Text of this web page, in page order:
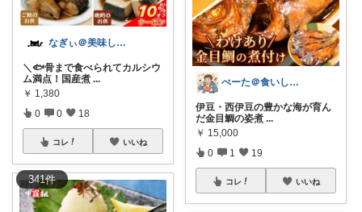
341件
なぎぃ＠美味しい食卓作り
＼🐟骨まで食べられてカルシウ
ム満点！国産煮 ...
￥ 1,380
0 0 18
コレ いいね
ぺーた＠食いしん坊万歳
伊豆・西伊豆の豊かな海が育ん
だ金目鯛の姿煮 ...
￥ 15,000
0 1 19
コレ いいね